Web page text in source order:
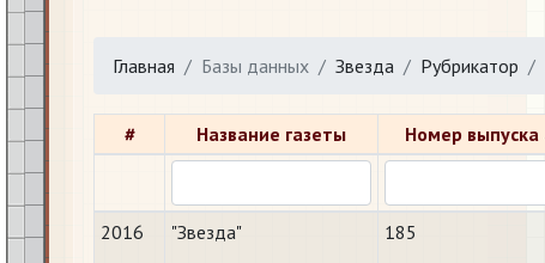
Главная Базы данных Звезда Рубрикатор
# Название газеты Номер выпуска
2016 "Звезда" 185